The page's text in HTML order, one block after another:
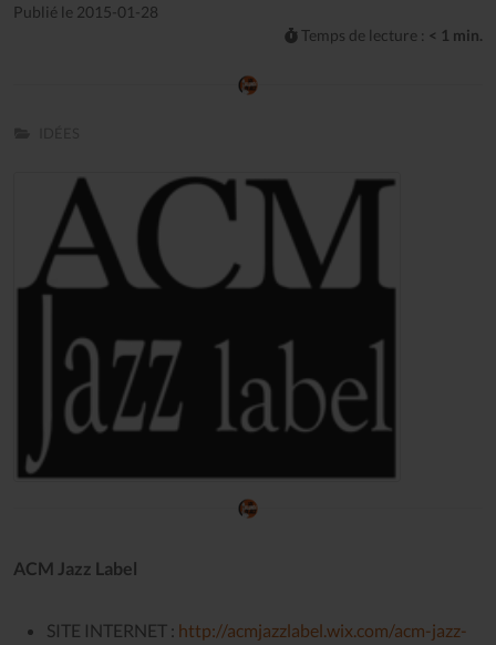
Publié le 2015-01-28
Temps de lecture : < 1 min.
ACM Jazz Label
SITE INTERNET : http://acmjazzlabel.wix.com/acm-jazz-